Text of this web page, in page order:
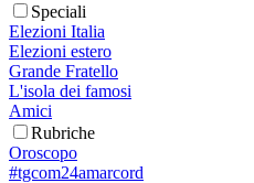
Speciali
Elezioni Italia
Elezioni estero
Grande Fratello
L'isola dei famosi
Amici
Rubriche
Oroscopo
#tgcom24amarcord